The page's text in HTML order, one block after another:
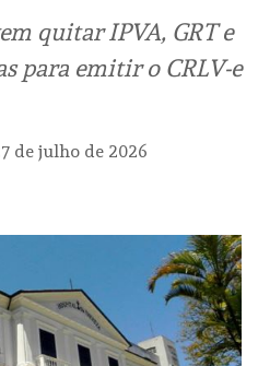
quitar IPVA, GRT e
para emitir o CRLV-e
de julho de 2026